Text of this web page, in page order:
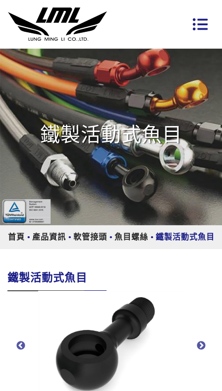
鐵製活動式魚目
首頁 產品資訊 軟管接頭 魚目螺絲 鐵製活動式魚目
鐵製活動式魚目